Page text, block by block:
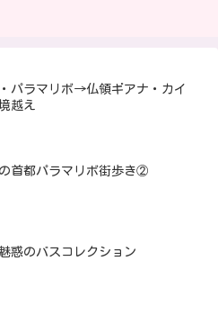
パラマリボ→仏領ギアナ・カイ
越え
首都パラマリボ街歩き②
惑のバスコレクション